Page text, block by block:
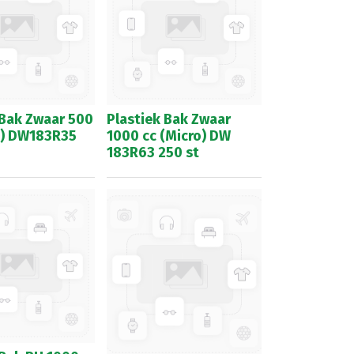
Zwaar 500
DW183R35
Plastiek Bak Zwaar
1000 cc (Micro) DW
183R63 250 st